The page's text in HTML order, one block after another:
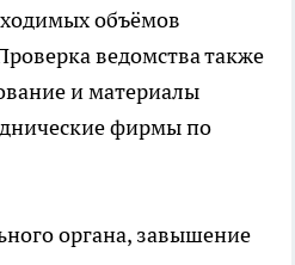
объёмов
ведомства также
и материалы
фирмы по
органа, завышение